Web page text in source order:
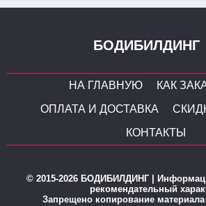
БОДИБИЛДИНГ
НА ГЛАВНУЮ
КАК
ОПЛАТА И ДОСТАВКА
КОНТАКТЫ
© 2015-2026 БОДИБИЛДИНГ |
рекомендательный
Запрещено копирование материала